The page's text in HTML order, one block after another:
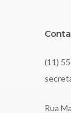
(11)
Rua